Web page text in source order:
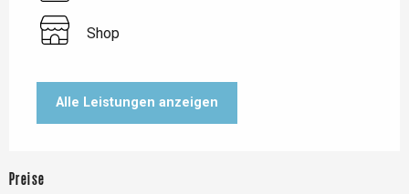
Shop
Alle Leistungen anzeigen
Preise